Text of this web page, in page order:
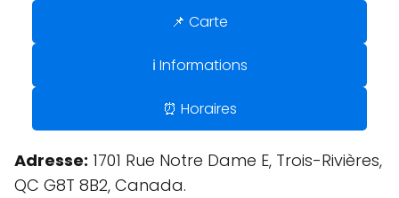
📌 Carte
ℹ️ Informations
⏰ Horaires
Adresse: 1701 Rue Notre Dame E, Trois-Rivières,
QC G8T 8B2, Canada.